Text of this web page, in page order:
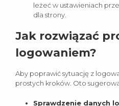
leżeć w ustawieniach
dla strony.
Jak rozwiązać
logowaniem?
Aby poprawić sytuację z
prostych kroków. Oto
Sprawdzenie danych